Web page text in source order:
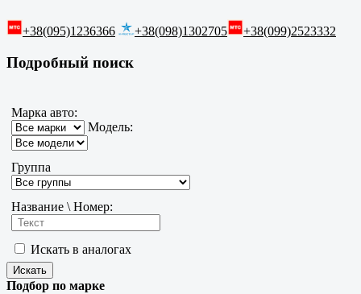
+38(095)1236366 +38(098)1302705 +38(099)2523332
Подробный поиск
Марка авто:
Модель:
Группа
Название \ Номер:
Искать в аналогах
Подбор по марке